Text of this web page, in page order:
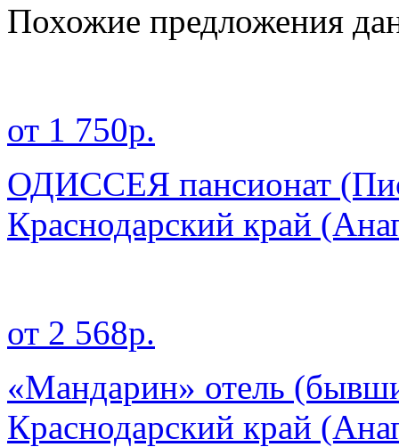
Похожие предложения
от 1 750р.
ОДИССЕЯ пансионат
Краснодарский край
от 2 568р.
«Мандарин» отель
Краснодарский край